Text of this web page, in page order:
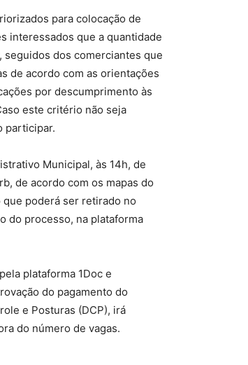
para colocação de
interessados que a quantidade
dos comerciantes que
de acordo com as orientações
por descumprimento às
este critério não seja
participar.
Municipal, às 14h, de
de acordo com os mapas do
poderá ser retirado no
do processo, na plataforma
plataforma 1Doc e
do pagamento do
e Posturas (DCP), irá
do número de vagas.